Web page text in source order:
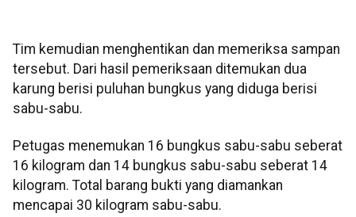
Tim kemudian menghentikan dan memeriksa sampan
tersebut. Dari hasil pemeriksaan ditemukan dua
karung berisi puluhan bungkus yang diduga berisi
sabu-sabu.
Petugas menemukan 16 bungkus sabu-sabu seberat
16 kilogram dan 14 bungkus sabu-sabu seberat 14
kilogram. Total barang bukti yang diamankan
mencapai 30 kilogram sabu-sabu.